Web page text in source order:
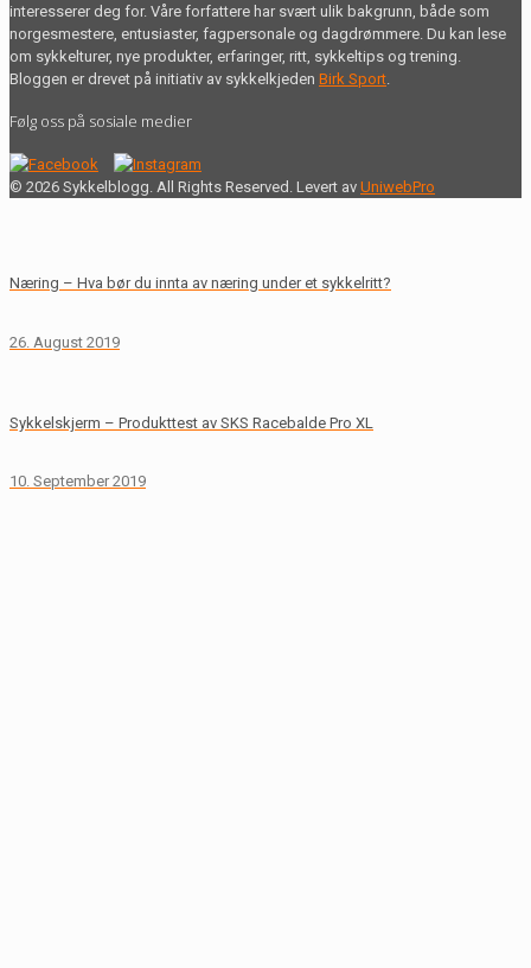
interesserer deg for. Våre forfattere har svært ulik bakgrunn, både som
norgesmestere, entusiaster, fagpersonale og dagdrømmere. Du kan lese
om sykkelturer, nye produkter, erfaringer, ritt, sykkeltips og trening.
Bloggen er drevet på initiativ av sykkelkjeden Birk Sport
Følg oss på sosiale medier
© 2026 Sykkelblogg. All Rights Reserved. Levert av UniwebPro
Næring – Hva bør du innta av næring under et sykkelritt?
26. August 2019
Sykkelskjerm – Produkttest av SKS Racebalde Pro XL
10. September 2019